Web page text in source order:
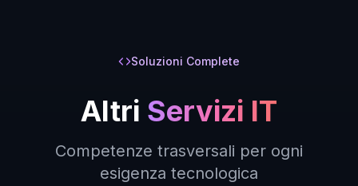
Soluzioni Complete
Altri Servizi IT
Competenze trasversali per ogni
esigenza tecnologica